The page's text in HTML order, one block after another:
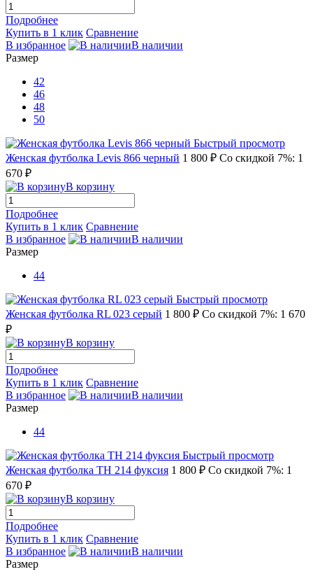
Подробнее
Купить в 1 клик Сравнение
В избранное
В наличии
Размер
42
46
48
50
Быстрый просмотр
Женская футболка Levis 866 черный 1 800 ₽ Со скидкой 7%: 1
670 ₽
В корзину
Подробнее
Купить в 1 клик Сравнение
В избранное
В наличии
Размер
44
Быстрый просмотр
Женская футболка RL 023 серый 1 800 ₽ Со скидкой 7%: 1 670
₽
В корзину
Подробнее
Купить в 1 клик Сравнение
В избранное
В наличии
Размер
44
Быстрый просмотр
Женская футболка TH 214 фуксия 1 800 ₽ Со скидкой 7%: 1
670 ₽
В корзину
Подробнее
Купить в 1 клик Сравнение
В избранное
В наличии
Размер